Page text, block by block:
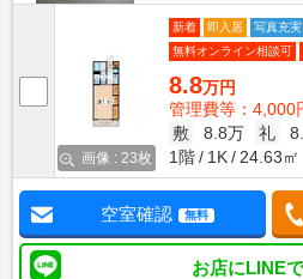
画像 : 23枚
新着 即入居 写真充実
無料オンライン相談可
8.8万円
管理費等：4,000
敷
8.8万 礼
1階
1K 24.63㎡
空室確認 無料
お店にLINE